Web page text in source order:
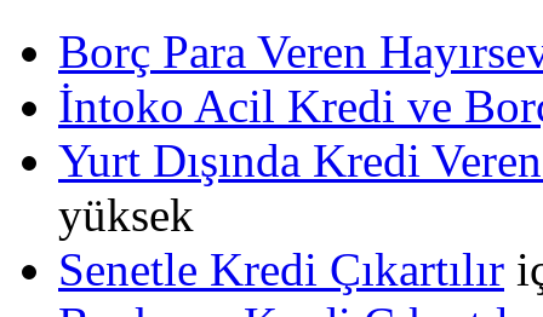
Borç Para Veren
İntoko Acil Kredi ve
Yurt Dışında Kredi
yüksek
Senetle Kredi Çıkartılır